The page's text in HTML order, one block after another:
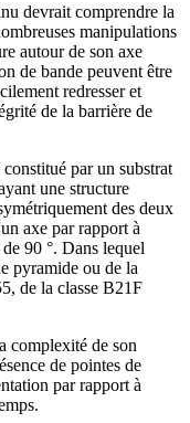
devrait comprendre la
manipulations
autour de son axe
de bande peuvent être
redresser et
de la barrière de
par un substrat
une structure
des deux
axe par rapport à
90 °. Dans lequel
pyramide ou de la
de la classe B21F
complexité de son
de pointes de
par rapport à